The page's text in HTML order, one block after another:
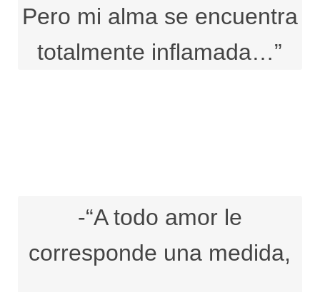
Pero mi alma se encuentra
totalmente inflamada…”
-“A todo amor le
corresponde una medida,